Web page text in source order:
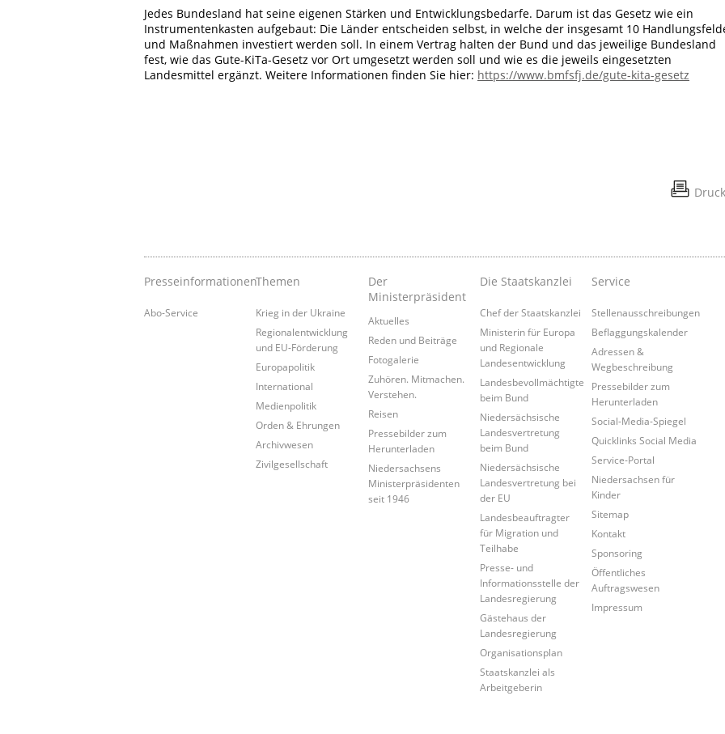
Jedes Bundesland hat seine eigenen Stärken und Entwicklungsbedarfe. Darum ist das Gesetz wie ein
Instrumentenkasten aufgebaut: Die Länder entscheiden selbst, in welche der insgesamt 10
und Maßnahmen investiert werden soll. In einem Vertrag halten der Bund und das jeweilige Bundesland
fest, wie das Gute-KiTa-Gesetz vor Ort umgesetzt werden soll und wie es die jeweils eingesetzten
Landesmittel ergänzt. Weitere Informationen finden Sie hier: https://www.bmfsfj.de/gute-kita-gesetz
Presseinformationen
Abo-Service
Themen
Krieg in der Ukraine
Regionalentwicklung
und EU-Förderung
Europapolitik
International
Medienpolitik
Orden & Ehrungen
Archivwesen
Zivilgesellschaft
Der
Ministerpräsident
Aktuelles
Reden und Beiträge
Fotogalerie
Zuhören. Mitmachen.
Verstehen.
Reisen
Pressebilder zum
Herunterladen
Niedersachsens
Ministerpräsidenten
seit 1946
Die Staatskanzlei
Chef der Staatskanzlei
Ministerin für Europa
und Regionale
Landesentwicklung
Landesbevollmächtigte
beim Bund
Niedersächsische
Landesvertretung
beim Bund
Niedersächsische
Landesvertretung bei
der EU
Landesbeauftragter
für Migration und
Teilhabe
Presse- und
Informationsstelle der
Landesregierung
Gästehaus der
Landesregierung
Organisationsplan
Staatskanzlei als
Arbeitgeberin
Service
Stellenausschreibungen
Beflaggungskalender
Adressen &
Wegbeschreibung
Pressebilder zum
Herunterladen
Social-Media-Spiegel
Quicklinks Social Media
Service-Portal
Niedersachsen für
Kinder
Sitemap
Kontakt
Sponsoring
Öffentliches
Auftragswesen
Impressum